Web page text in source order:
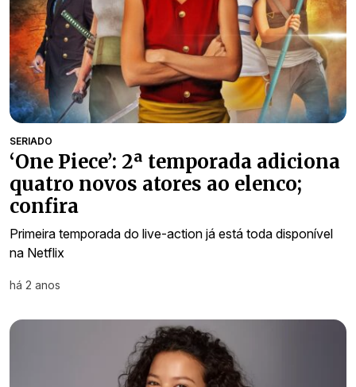
SERIADO
‘One Piece’: 2ª temporada adiciona
quatro novos atores ao elenco;
confira
Primeira temporada do live-action já está toda disponível
na Netflix
há 2 anos